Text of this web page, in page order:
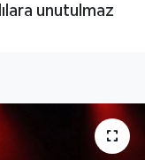
unutulmaz